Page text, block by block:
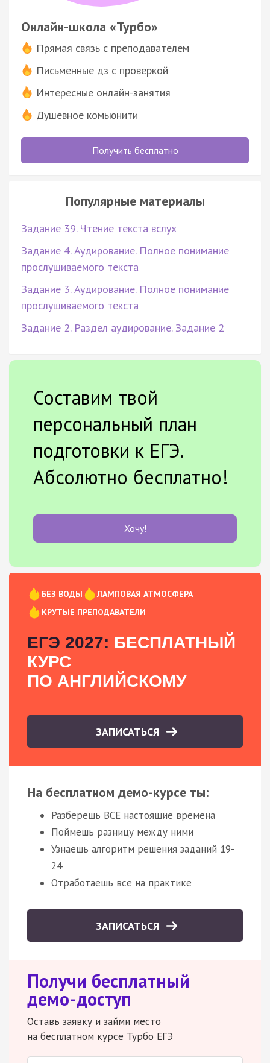
Онлайн-школа «Турбо»
Прямая связь с преподавателем
Письменные дз с проверкой
Интересные онлайн-занятия
Душевное комьюнити
Получить бесплатно
Популярные материалы
Задание 39. Чтение текста вслух
Задание 4. Аудирование. Полное понимание
прослушиваемого текста
Задание 3. Аудирование. Полное понимание
прослушиваемого текста
Задание 2. Раздел аудирование. Задание 2
Составим твой
персональный план
подготовки к ЕГЭ.
Абсолютно бесплатно!
Хочу!
БЕЗ ВОДЫ
ЛАМПОВАЯ АТМОСФЕРА
КРУТЫЕ ПРЕПОДАВАТЕЛИ
ЕГЭ 2027: БЕСПЛАТНЫЙ
КУРС
ПО АНГЛИЙСКОМУ
ЗАПИСАТЬСЯ
На бесплатном демо-курсе ты:
Разберешь ВСЕ настоящие времена
Поймешь разницу между ними
Узнаешь алгоритм решения заданий 19-
24
Отработаешь все на практике
ЗАПИСАТЬСЯ
Получи бесплатный
демо-доступ
Оставь заявку и займи место
на бесплатном курсе Турбо ЕГЭ